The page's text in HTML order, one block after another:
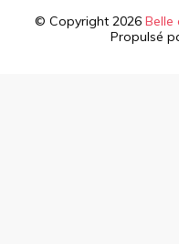
© Copyright 2026 Belle
Propulsé